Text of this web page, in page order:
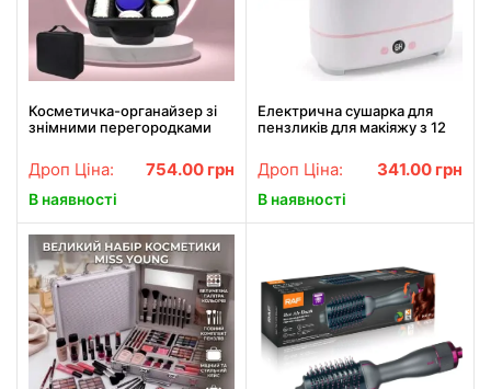
Косметичка-органайзер зі
знімними перегородками
кейс з ручкою MA-454
Дроп Ціна: 754.00 грн
В наявності
Електрична сушарка для
пензликів для макіяжу з 12
температури LY-610
Дроп Ціна: 341.00 грн
В наявності